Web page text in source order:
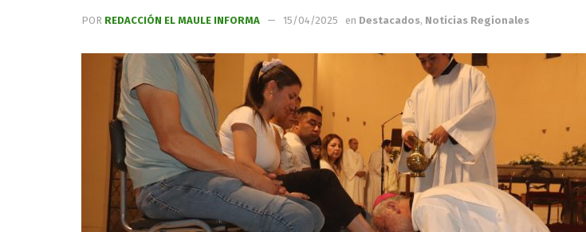
POR REDACCIÓN EL MAULE INFORMA 15/04/2025 en Destacados, Noticias Regionales